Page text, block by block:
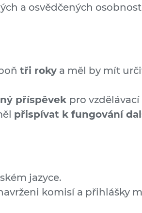
a osvědčených
tři roky a měl by mít
příspěvek pro vzdělávací
přispívat k fungování
jazyce.
komisí a přihlášky